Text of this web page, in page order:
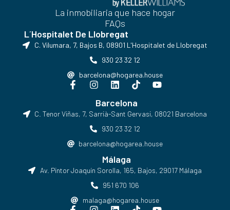
La inmobiliaria que hace hogar
FAQs
L´Hospitalet De Llobregat
C. Vilumara, 7, Bajos B, 08901 L'Hospitalet de Llobregat
930 23 32 12
barcelona@hogarea.house
Barcelona
C. Tenor Viñas, 7, Sarrià-Sant Gervasi, 08021 Barcelona​
930 23 32 12
barcelona@hogarea.house
Málaga
Av. Pintor Joaquín Sorolla, 165, Bajos, 29017 Málaga
951 670 106
malaga@hogarea.house